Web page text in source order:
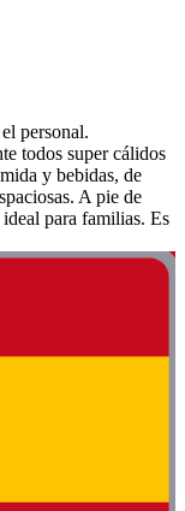
personal.
todos super cálidos
y bebidas, de
A pie de
para familias. Es